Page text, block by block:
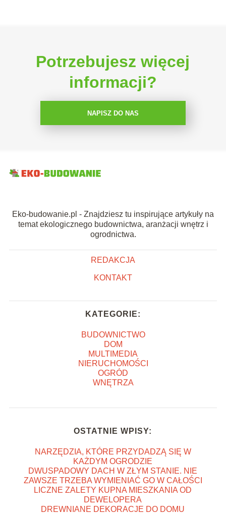
Potrzebujesz więcej
informacji?
NAPISZ DO NAS
Eko-budowanie.pl - Znajdziesz tu inspirujące artykuły na
temat ekologicznego budownictwa, aranżacji wnętrz i
ogrodnictwa.
REDAKCJA
KONTAKT
KATEGORIE:
BUDOWNICTWO
DOM
MULTIMEDIA
NIERUCHOMOŚCI
OGRÓD
WNĘTRZA
OSTATNIE WPISY:
NARZĘDZIA, KTÓRE PRZYDADZĄ SIĘ W
KAŻDYM OGRODZIE
DWUSPADOWY DACH W ZŁYM STANIE. NIE
ZAWSZE TRZEBA WYMIENIAĆ GO W CAŁOŚCI
LICZNE ZALETY KUPNA MIESZKANIA OD
DEWELOPERA
DREWNIANE DEKORACJE DO DOMU